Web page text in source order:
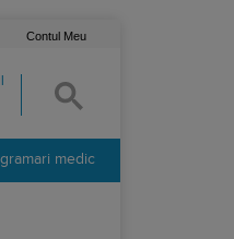
Contul Meu
medic